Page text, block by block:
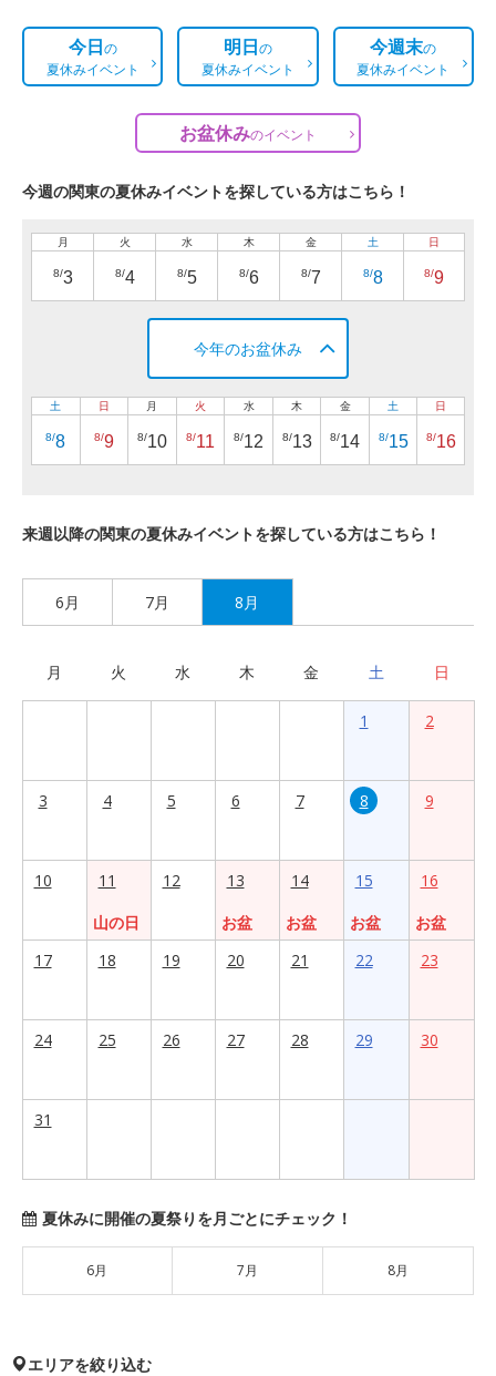
今日の
夏休みイベント
明日の
夏休みイベント
今週末の
夏休みイベント
お盆休みのイベント
今週の関東の夏休みイベントを探している方はこちら！
月
8/3
火
8/4
水
8/5
木
8/6
金
8/7
土
8/8
日
8/9
今年のお盆休み
土
8/8
日
8/9
月
8/10
火
8/11
水
8/12
木
8/13
金
8/14
土
8/15
日
8/16
来週以降の関東の夏休みイベントを探している方はこちら！
6月 7月 8月
月 火 水 木 金 土 日
1 2
3 4 5 6 7 8 9
10
11
山の日
12
13
お盆
14
お盆
15
お盆
16
お盆
17
18 19 20 21 22 23
24 25 26 27 28 29 30
31
夏休みに開催の夏祭りを月ごとにチェック！
6月 7月 8月
エリアを絞り込む